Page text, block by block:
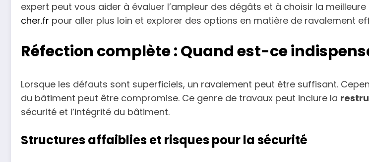
expert peut vous aider à évaluer l’ampleur des dégâts et à choisir la
cher.fr pour aller plus loin et explorer des options en matière de ravalement
Réfection complète : Quand est-ce
Lorsque les défauts sont superficiels, un ravalement peut être suffisant.
du bâtiment peut être compromise. Ce genre de travaux peut inclure la
sécurité et l’intégrité du bâtiment.
Structures affaiblies et risques pour la sécurité